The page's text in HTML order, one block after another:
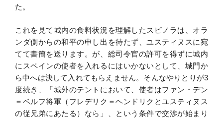
た。
これを見て城内の食料状況を理解したスピノラは、オラ
ンダ側からの和平の申し出を待たず、ユスティヌスに宛
てて書簡を送ります。が、総司令官の許可を得ずに城内
にスペインの使者を入れるにはいかないとして、城門か
ら中へは決して入れてもらえません。そんなやりとりが3
度続き、「城外のテントにおいて、使者はファン・デン
＝ベルフ将軍（フレデリク＝ヘンドリクとユスティヌス
の従兄弟にあたる）なら」、という条件で交渉が始まり